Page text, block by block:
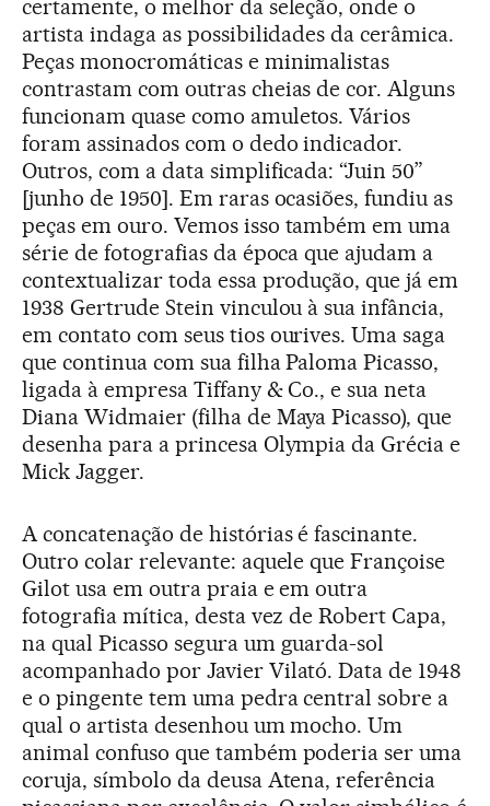
certamente, o melhor da seleção, onde o
artista indaga as possibilidades da cerâmica.
Peças monocromáticas e minimalistas
contrastam com outras cheias de cor. Alguns
funcionam quase como amuletos. Vários
foram assinados com o dedo indicador.
Outros, com a data simplificada: “Juin 50”
[junho de 1950]. Em raras ocasiões, fundiu as
peças em ouro. Vemos isso também em uma
série de fotografias da época que ajudam a
contextualizar toda essa produção, que já em
1938 Gertrude Stein vinculou à sua infância,
em contato com seus tios ourives. Uma saga
que continua com sua filha Paloma Picasso,
ligada à empresa Tiffany & Co., e sua neta
Diana Widmaier (filha de Maya Picasso), que
desenha para a princesa Olympia da Grécia e
Mick Jagger.
A concatenação de histórias é fascinante.
Outro colar relevante: aquele que Françoise
Gilot usa em outra praia e em outra
fotografia mítica, desta vez de Robert Capa,
na qual Picasso segura um guarda-sol
acompanhado por Javier Vilató. Data de 1948
e o pingente tem uma pedra central sobre a
qual o artista desenhou um mocho. Um
animal confuso que também poderia ser uma
coruja, símbolo da deusa Atena, referência